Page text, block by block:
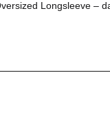
Longsleeve –